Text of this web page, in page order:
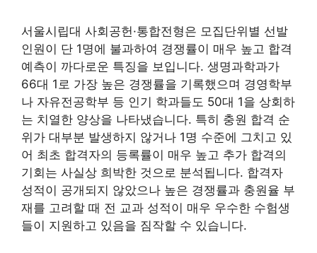
서울시립대 사회공헌·통합전형은 모집단위별 선발
인원이 단 1명에 불과하여 경쟁률이 매우 높고 합격
예측이 까다로운 특징을 보입니다. 생명과학과가
66대 1로 가장 높은 경쟁률을 기록했으며 경영학부
나 자유전공학부 등 인기 학과들도 50대 1을 상회하
는 치열한 양상을 나타냈습니다. 특히 충원 합격 순
위가 대부분 발생하지 않거나 1명 수준에 그치고 있
어 최초 합격자의 등록률이 매우 높고 추가 합격의
기회는 사실상 희박한 것으로 분석됩니다. 합격자
성적이 공개되지 않았으나 높은 경쟁률과 충원율 부
재를 고려할 때 전 교과 성적이 매우 우수한 수험생
들이 지원하고 있음을 짐작할 수 있습니다.